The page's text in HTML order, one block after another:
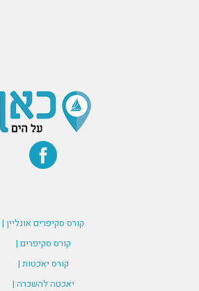
קורס סקיפרים אונליין |
קורס סקיפרים |
קורס יאכטות |
יאכטה להשכרה |